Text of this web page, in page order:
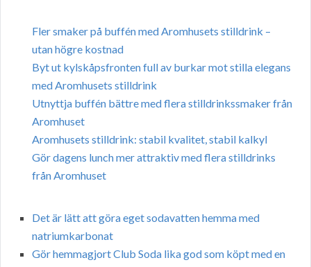
Fler smaker på buffén med Aromhusets stilldrink –
utan högre kostnad
Byt ut kylskåpsfronten full av burkar mot stilla elegans
med Aromhusets stilldrink
Utnyttja buffén bättre med flera stilldrinkssmaker från
Aromhuset
Aromhusets stilldrink: stabil kvalitet, stabil kalkyl
Gör dagens lunch mer attraktiv med flera stilldrinks
från Aromhuset
Det är lätt att göra eget sodavatten hemma med
natriumkarbonat
Gör hemmagjort Club Soda lika god som köpt med en